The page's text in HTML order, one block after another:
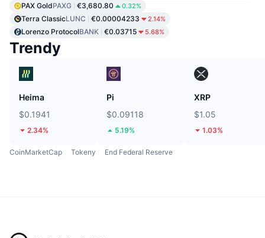
PAX GoldPAXG €3,680.80 0.32%
Terra ClassicLUNC €0.00004233 2.14%
Lorenzo ProtocolBANK €0.03715 5.68%
Trendy
Heima
$0.1941
2.34%
Pi
$0.09118
5.19%
XRP
$1.05
1.03%
CoinMarketCap Tokeny End Federal Reserve